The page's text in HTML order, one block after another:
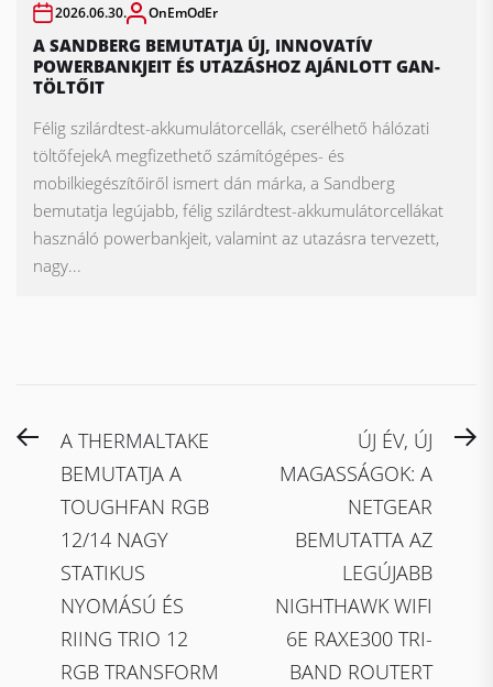
2026.06.30. OnEmOdEr
A SANDBERG BEMUTATJA ÚJ, INNOVATÍV
POWERBANKJEIT ÉS UTAZÁSHOZ AJÁNLOTT GAN-
TÖLTŐIT
Félig szilárdtest-akkumulátorcellák, cserélhető hálózati
töltőfejekA megfizethető számítógépes- és
mobilkiegészítőiről ismert dán márka, a Sandberg
bemutatja legújabb, félig szilárdtest-akkumulátorcellákat
használó powerbankjeit, valamint az utazásra tervezett,
nagy...
Bejegyzés
navigáció
PreviousA THERMALTAKE
BEMUTATJA A
TOUGHFAN RGB
12/14 NAGY
STATIKUS
NYOMÁSÚ ÉS
RIING TRIO 12
RGB TRANSFORM
ÚJ ÉV, ÚJ
MAGASSÁGOK: A
NETGEAR
BEMUTATTA AZ
LEGÚJABB
NIGHTHAWK WIFI
6E RAXE300 TRI-
BAND ROUTERT